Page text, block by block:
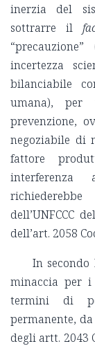
inerzia del
sottrarre il
incertezza
bilanciabile
umana), per
prevenzione,
negoziabile di
fattore
interferenza
dell’UNFCCC
dell’art. 2058
In
minaccia per
termini di
permanente,
degli artt. 2043